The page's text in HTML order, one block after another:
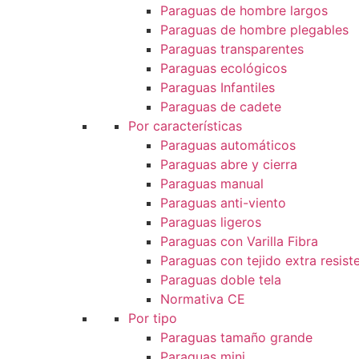
Paraguas de hombre largos
Paraguas de hombre plegables
Paraguas transparentes
Paraguas ecológicos
Paraguas Infantiles
Paraguas de cadete
Por características
Paraguas automáticos
Paraguas abre y cierra
Paraguas manual
Paraguas anti-viento
Paraguas ligeros
Paraguas con Varilla Fibra
Paraguas con tejido extra
Paraguas doble tela
Normativa CE
Por tipo
Paraguas tamaño grande